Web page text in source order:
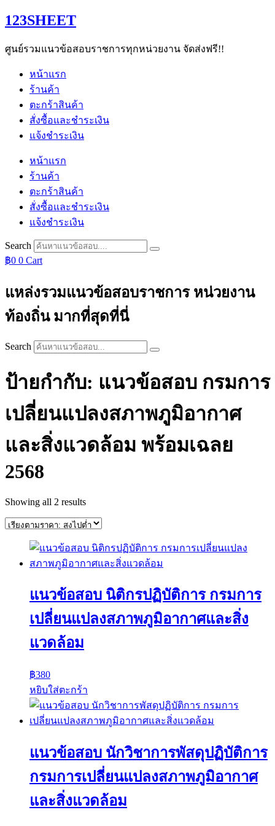
Skip
to
123SHEET
ศูนย์รวมแนวข้อสอบราชการทุกหน่วยงาน จัดส่งฟรี!!
หน้าแรก
ร้านค้า
ตะกร้าสินค้า
สั่งซื้อและชำระเงิน
แจ้งชำระเงิน
หน้าแรก
ร้านค้า
ตะกร้าสินค้า
สั่งซื้อและชำระเงิน
แจ้งชำระเงิน
Search
฿0 0 Cart
แหล่งรวมแนวข้อสอบราชการ หน่วยงาน
ท้องถิ่น มากที่สุดที่นี่
Search
ป้ายกำกับ: แนวข้อสอบ กรมการ
เปลี่ยนแปลงสภาพภูมิอากาศ
และสิ่งแวดล้อม พร้อมเฉลย
2568
Showing all 2 resultsSorted
price:
to
แนวข้อสอบ นิติกรปฏิบัติการ กรมการ
เปลี่ยนแปลงสภาพภูมิอากาศและสิ่ง
แวดล้อม
฿380
หยิบใส่ตะกร้า
แนวข้อสอบ นักวิชาการพัสดุปฏิบัติการ
กรมการเปลี่ยนแปลงสภาพภูมิอากาศ
และสิ่งแวดล้อม